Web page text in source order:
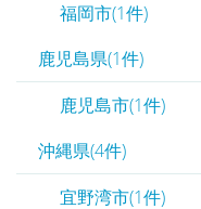
福岡市(1件)
鹿児島県(1件)
鹿児島市(1件)
沖縄県(4件)
宜野湾市(1件)